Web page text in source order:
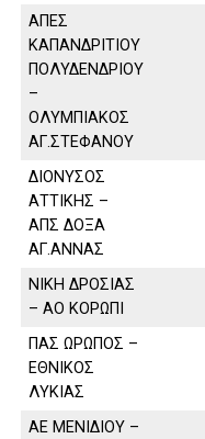
ΑΠΕΣ
ΚΑΠΑΝΔΡΙΤΙΟΥ
ΠΟΛΥΔΕΝΔΡΙΟΥ
–
ΟΛΥΜΠΙΑΚΟΣ
ΑΓ.ΣΤΕΦΑΝΟΥ
ΔΙΟΝΥΣΟΣ
ΑΤΤΙΚΗΣ –
ΑΠΣ ΔΟΞΑ
ΑΓ.ΑΝΝΑΣ
ΝΙΚΗ ΔΡΟΣΙΑΣ
– ΑΟ ΚΟΡΩΠΙ
ΠΑΣ ΩΡΩΠΟΣ –
ΕΘΝΙΚΟΣ
ΛΥΚΙΑΣ
ΑΕ ΜΕΝΙΔΙΟΥ –